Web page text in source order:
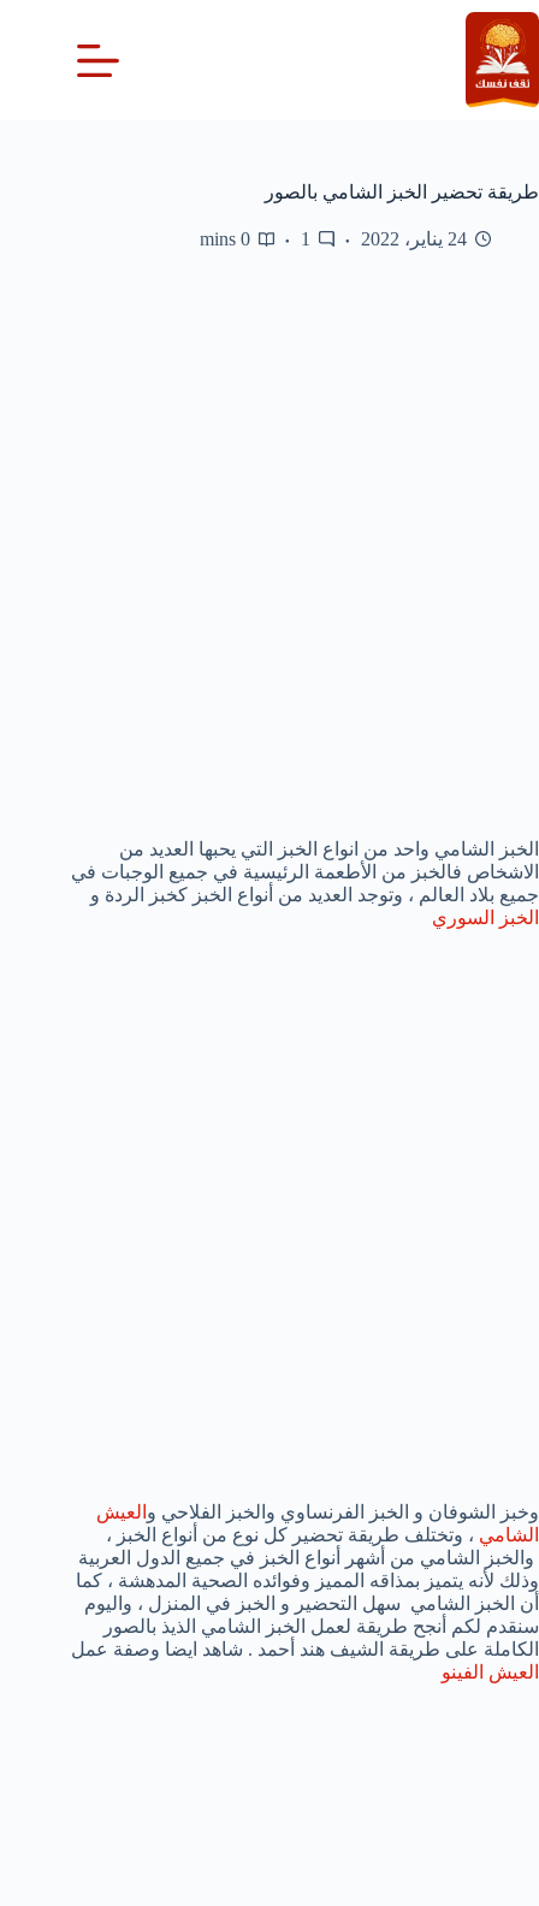
التجاوز
إلى
المحتوى
طريقة تحضير الخبز الشامي بالصور
24 يناير، 2022 1
0 mins
الخبز الشامي واحد من انواع الخبز التي يحبها العديد من
الاشخاص فالخبز من الأطعمة الرئيسية في جميع الوجبات في
جميع بلاد العالم ، وتوجد العديد من أنواع الخبز كخبز الردة و
الخبز السوري
وخبز الشوفان و الخبز الفرنساوي والخبز الفلاحي و العيش
الشامي ، وتختلف طريقة تحضير كل نوع من أنواع الخبز ،
والخبز الشامي من أشهر أنواع الخبز في جميع الدول العربية
وذلك لأنه يتميز بمذاقه المميز وفوائده الصحية المدهشة ، كما
أن الخبز الشامي سهل التحضير و الخبز في المنزل ، واليوم
سنقدم لكم أنجح طريقة لعمل الخبز الشامي الذيذ بالصور
الكاملة على طريقة الشيف هند أحمد . شاهد ايضا وصفة عمل
العيش الفينو